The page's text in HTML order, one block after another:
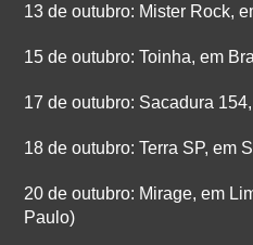
13 de outubro: Mister Rock,
15 de outubro: Toinha, em
17 de outubro: Sacadura
18 de outubro: Terra SP, em
20 de outubro: Mirage, em
Paulo)